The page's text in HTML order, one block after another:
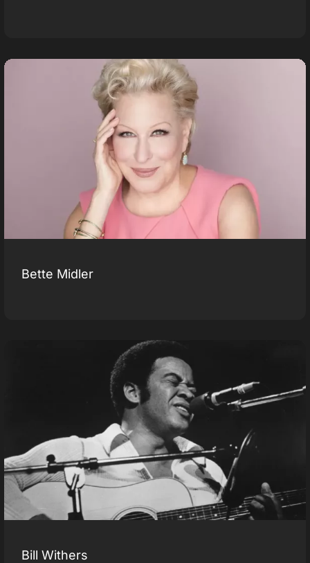
Bette Midler
Bill Withers